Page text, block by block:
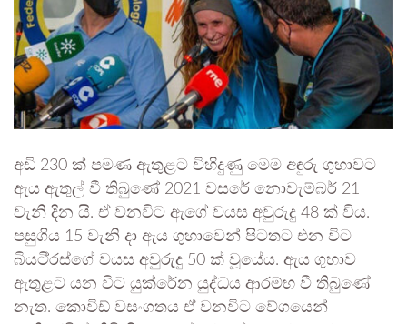
අඩි 230 ක් පමණ ඇතුළට විහිදුණු මෙම අඳුරු ගුහාවට
ඇය ඇතුල් වී තිබුණේ 2021 වසරේ නොවැම්බර් 21
වැනි දින යි. ඒ වනවිට ඇගේ වයස අවුරුදු 48 ක් විය.
පසුගිය 15 වැනි දා ඇය ගුහාවෙන් පිටතට එන විට
බියටි්‍රස්ගේ වයස අවුරුදු 50 ක් වූයේය. ඇය ගුහාව
ඇතුළට යන විට යුක්රේන යුද්ධය ආරම්භ වී තිබුණේ
නැත. කොවිඩ් වසංගතය ඒ වනවිට වේගයෙන්